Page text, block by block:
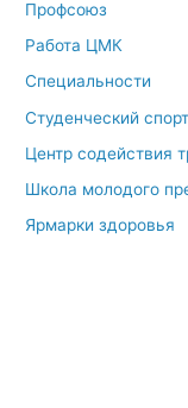
Профсоюз
Работа ЦМК
Специальности
Студенческий
Центр содействия
Школа молодого
Ярмарки здоровья